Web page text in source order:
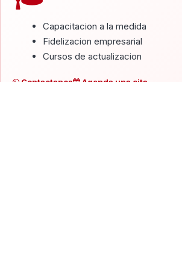
Capacitacion a la medida
Fidelizacion empresarial
Cursos de actualizacion
Contactanos Agenda una cita